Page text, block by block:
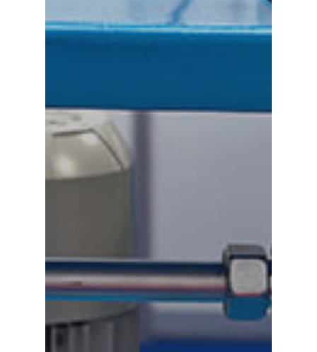
Distributor Portal Login
A proposito di ION